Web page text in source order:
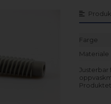
Farge
Materiale
Justerbar